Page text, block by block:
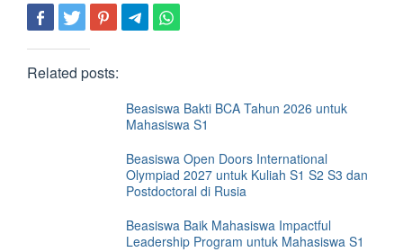
Related posts:
Beasiswa Bakti BCA Tahun 2026 untuk
Mahasiswa S1
Beasiswa Open Doors International
Olympiad 2027 untuk Kuliah S1 S2 S3 dan
Postdoctoral di Rusia
Beasiswa Baik Mahasiswa Impactful
Leadership Program untuk Mahasiswa S1